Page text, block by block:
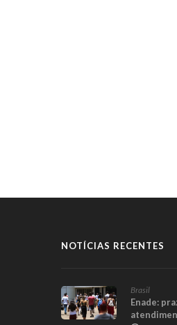
NOTÍCIAS RECENTES
Brasil
Enade: